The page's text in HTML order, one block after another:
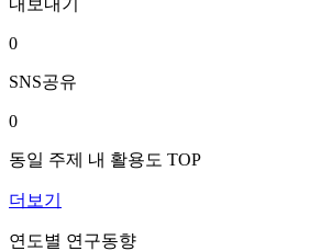
내보내기
0
SNS공유
0
동일 주제 내 활용도 TOP
더보기
연도별 연구동향